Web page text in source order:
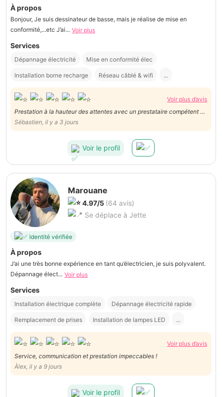
À propos
Bonjour, Je suis dessinateur de basse, mais je réalise de mise en
conformité,...etc J’ai... Voir plus
Services
Dépannage électricité Mise en conformité élec
Installation borne recharge Réseau câblé & wifi ...
Voir plus d’avis
Prestation à la hauteur des attentes avec un prestataire compétent et
rationnel
Sébastien, il y a 3 jours
Voir le profil
Marouane
4.97/5 (64 avis)
Se déplace à Jette
Identité vérifiée
À propos
J’ai une très bonne expérience en tant qu’électricien, je suis polyvalent.
Dépannage élect... Voir plus
Services
Installation électrique complète Dépannage électricité rapide
Remplacement de prises Installation de lampes LED ...
Voir plus d’avis
Service, communication et prestation impeccables !
Àlex, il y a 9 jours
Voir le profil